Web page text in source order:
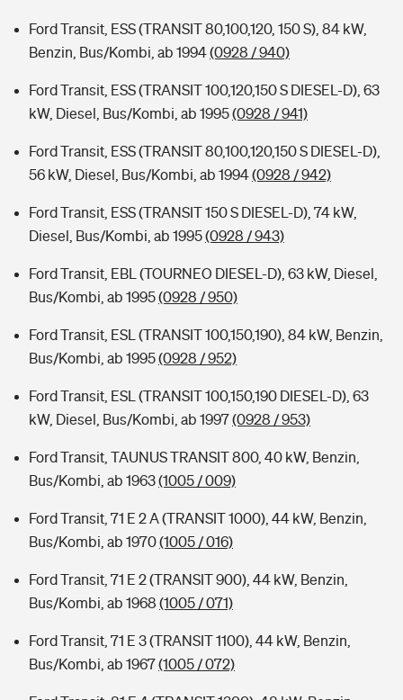
Ford Transit, ESS (TRANSIT 80,100,120, 150 S), 84 kW,
Benzin, Bus/Kombi, ab 1994(0928 / 940)
Ford Transit, ESS (TRANSIT 100,120,150 S DIESEL-D), 63
kW, Diesel, Bus/Kombi, ab 1995(0928 / 941)
Ford Transit, ESS (TRANSIT 80,100,120,150 S DIESEL-D),
56 kW, Diesel, Bus/Kombi, ab 1994(0928 / 942)
Ford Transit, ESS (TRANSIT 150 S DIESEL-D), 74 kW,
Diesel, Bus/Kombi, ab 1995(0928 / 943)
Ford Transit, EBL (TOURNEO DIESEL-D), 63 kW, Diesel,
Bus/Kombi, ab 1995(0928 / 950)
Ford Transit, ESL (TRANSIT 100,150,190), 84 kW, Benzin,
Bus/Kombi, ab 1995(0928 / 952)
Ford Transit, ESL (TRANSIT 100,150,190 DIESEL-D), 63
kW, Diesel, Bus/Kombi, ab 1997(0928 / 953)
Ford Transit, TAUNUS TRANSIT 800, 40 kW, Benzin,
Bus/Kombi, ab 1963(1005 / 009)
Ford Transit, 71 E 2 A (TRANSIT 1000), 44 kW, Benzin,
Bus/Kombi, ab 1970(1005 / 016)
Ford Transit, 71 E 2 (TRANSIT 900), 44 kW, Benzin,
Bus/Kombi, ab 1968 (1005 / 071)
Ford Transit, 71 E 3 (TRANSIT 1100), 44 kW, Benzin,
Bus/Kombi, ab 1967(1005 / 072)